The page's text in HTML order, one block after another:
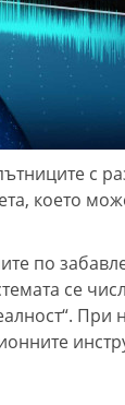
с
което
по
се
При